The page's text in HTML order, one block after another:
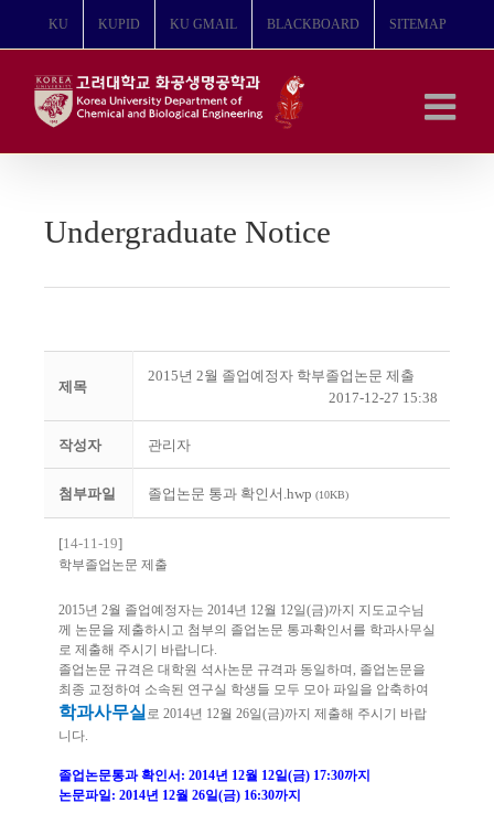
뛰
KU KUPID KU GMAIL BLACKBOARD SITEMAP
Undergraduate Notice
제목
2015년 2월 졸업예정자 학부졸업논문 제출
2017-12-27 15:38
작성자 관리자
첨부파일 졸업논문 통과 확인서.hwp (10KB)
[14-11-19]
학부졸업논문 제출
2015년 2월 졸업예정자는 2014년 12월 12일(금)까지 지도교수님
께 논문을 제출하시고 첨부의 졸업논문 통과확인서를 학과사무실
로 제출해 주시기 바랍니다.
졸업논문 규격은 대학원 석사논문 규격과 동일하며, 졸업논문을
최종 교정하여 소속된 연구실 학생들 모두 모아 파일을 압축하여
학과사무실 로 2014년 12월 26일(금)까지 제출해 주시기 바랍
니다.
졸업논문통과 확인서: 2014년 12월 12일(금) 17:30까지
논문파일: 2014년 12월 26일(금) 16:30까지